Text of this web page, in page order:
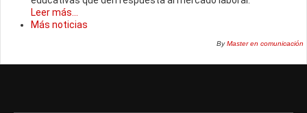
Leer más...
Más noticias
ByMaster en comunicación